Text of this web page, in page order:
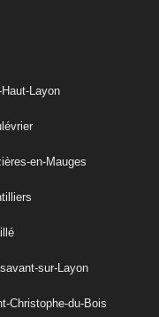
Haut-Layon
en-Mauges
sur-Layon
Christophe-du-Bois